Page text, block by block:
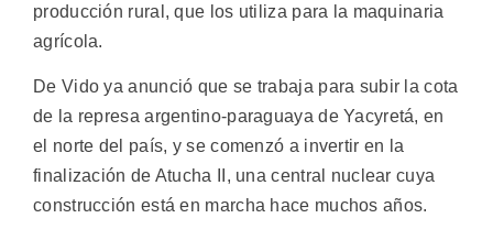
producción rural, que los utiliza para la maquinaria
agrícola.
De Vido ya anunció que se trabaja para subir la cota
de la represa argentino-paraguaya de Yacyretá, en
el norte del país, y se comenzó a invertir en la
finalización de Atucha II, una central nuclear cuya
construcción está en marcha hace muchos años.